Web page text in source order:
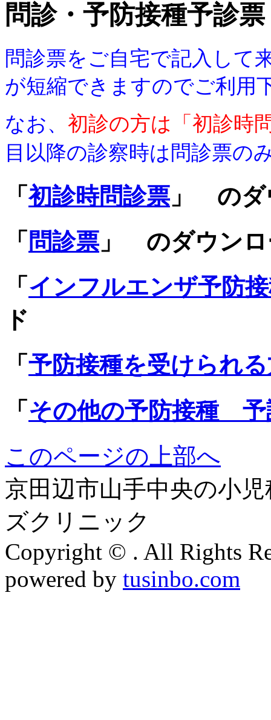
問診・予防接種予診票
問診票をご自宅で記入して
が短縮できますのでご利用
なお、 初診の方は「初診時
目以降の診察時は問診票の
「初診時問診票」 のダ
「 問診票」 のダウンロ
「 インフルエンザ予防
ド
「 予防接種を受けられ
「 その他の予防接種 予
このページの上部へ
京田辺市山手中央の小
ズクリニック
Copyright © . All Rights
powered by tusinbo.com